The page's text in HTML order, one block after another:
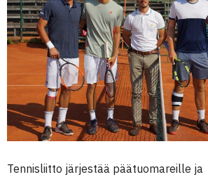
Tennisliitto järjestää päätuomareille ja